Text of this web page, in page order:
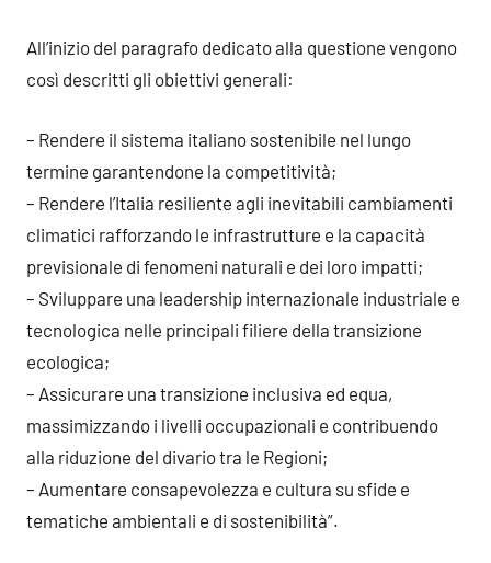
All’inizio del paragrafo dedicato alla questione vengono
così descritti gli obiettivi generali:
– Rendere il sistema italiano sostenibile nel lungo
termine garantendone la competitività;
– Rendere l’Italia resiliente agli inevitabili cambiamenti
climatici rafforzando le infrastrutture e la capacità
previsionale di fenomeni naturali e dei loro impatti;
– Sviluppare una leadership internazionale industriale e
tecnologica nelle principali filiere della transizione
ecologica;
– Assicurare una transizione inclusiva ed equa,
massimizzando i livelli occupazionali e contribuendo
alla riduzione del divario tra le Regioni;
– Aumentare consapevolezza e cultura su sfide e
tematiche ambientali e di sostenibilità”.